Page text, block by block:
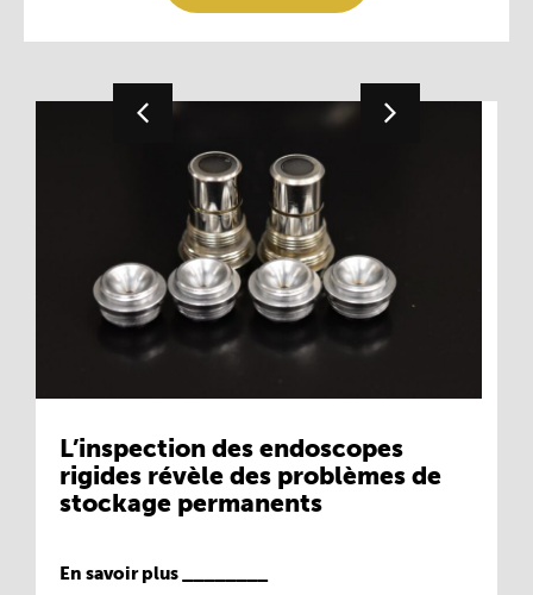
L’inspection des endoscopes
rigides révèle des problèmes de
stockage permanents
En savoir plus ________